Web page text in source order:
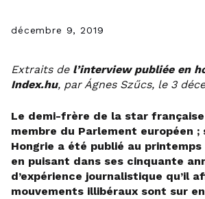
décembre 9, 2019
Extraits de l’interview publiée en
Index.hu, par Ágnes Szűcs, le 3 dé
Le demi-frère de la star
membre du Parlement européen ;
Hongrie a été publié au printemps
en puisant dans ses cinquante
d’expérience journalistique qu’il
mouvements illibéraux sont sur